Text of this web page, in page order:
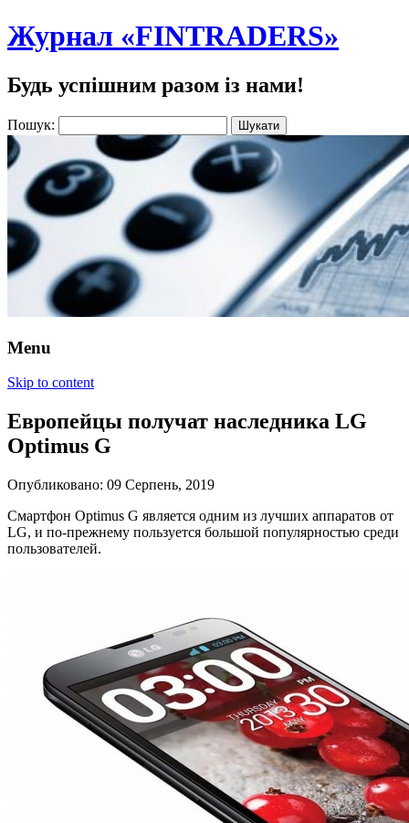
Журнал «FINTRADERS»
Будь успішним разом із нами!
Пошук:
Menu
Skip to content
Европейцы получат наследника LG
Optimus G
Опубликовано: 09 Серпень, 2019
Смартфон Optimus G является одним из лучших аппаратов от
LG, и по-прежнему пользуется большой популярностью среди
пользователей.